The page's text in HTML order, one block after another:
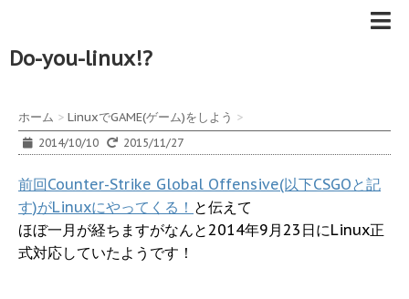
Do-you-linux!?
ホーム > LinuxでGAME(ゲーム)をしよう >
2014/10/10 2015/11/27
前回Counter-Strike Global Offensive(以下CSGOと記
す)がLinuxにやってくる！ と伝えて
ほぼ一月が経ちますがなんと2014年9月23日にLinux正
式対応していたようです！